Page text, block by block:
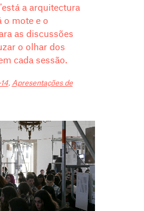
a arquitectura
o mote e o
as discussões
o olhar dos
cada sessão.
, Apresentações de